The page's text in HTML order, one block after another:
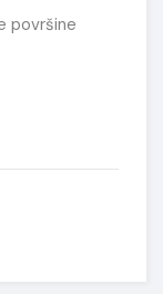
površine